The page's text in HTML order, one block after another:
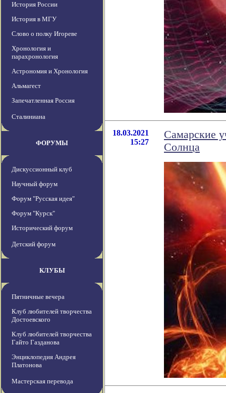
История России
История в МГУ
Слово о полку Игореве
Хронология и
парахронология
Астрономия и Хронология
Альмагест
Запечатленная Россия
Сталиниана
ФОРУМЫ
Дискуссионный клуб
Научный форум
Форум "Русская идея"
Форум "Курск"
Исторический форум
Детский форум
КЛУБЫ
Пятничные вечера
Клуб любителей творчества
Достоевского
Клуб любителей творчества
Гайто Газданова
Энциклопедия Андрея
Платонова
Мастерская перевода
18.03.2021
15:27
Самарские
Солнца